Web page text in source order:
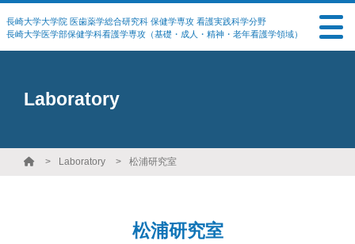
長崎大学大学院 医歯薬学総合研究科 保健学専攻 看護実践科学分野
長崎大学医学部保健学科看護学専攻（基礎・成人・精神・老年看護学領域）
Laboratory
Laboratory 松浦研究室
松浦研究室